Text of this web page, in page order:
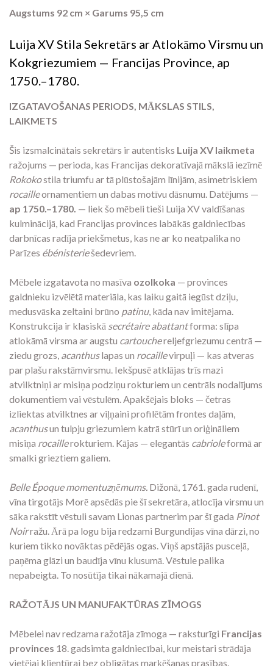
Augstums 92 cm × Garums 95,5 cm
Luija XV Stila Sekretārs ar Atlokāmo Virsmu un
Kokgriezumiem — Francijas Province, ap
1750.–1780.
IZGATAVOŠANAS PERIODS, MĀKSLAS STILS,
LAIKMETS
Šis izsmalcinātais sekretārs ir autentisks Luija XV laikmeta
ražojums — perioda, kas Francijas dekoratīvajā mākslā iezīmē
Rokokostila triumfu ar tā plūstošajām līnijām, asimetriskiem
rocailleornamentiem un dabas motīvu dāsnumu. Datējums —
ap 1750.–1780. — liek šo mēbeli tieši Luija XV valdīšanas
kulminācijā, kad Francijas provinces labākās galdniecības
darbnīcas radīja priekšmetus, kas ne ar ko neatpalika no
Parīzes ébénisteriešedevriem.
Mēbele izgatavota no masīva ozolkoka — provinces
galdnieku izvēlētā materiāla, kas laiku gaitā iegūst dziļu,
medusvāska zeltaini brūno patinu, kāda nav imitējama.
Konstrukcija ir klasiskā secrétaire abattantforma: slīpa
atlokāmā virsma ar augstu cartouchereljefgriezumu centrā —
ziedu grozs, acanthuslapas un rocaillevirpuļi — kas atveras
par plašu rakstāmvirsmu. Iekšpusē atklājas trīs mazi
atvilktniņi ar misiņa podziņu rokturiem un centrāls nodalījums
dokumentiem vai vēstulēm. Apakšējais bloks — četras
izliektas atvilktnes ar viļņaini profilētām frontes daļām,
acanthusun tulpju griezumiem katrā stūrī un oriģināliem
misiņa rocaillerokturiem. Kājas — elegantās cabrioleformā ar
smalki grieztiem galiem.
Belle Époque momentuzņēmums. Dižonā, 1761. gada rudenī,
vīna tirgotājs Morē apsēdās pie šī sekretāra, atlocīja virsmu un
sāka rakstīt vēstuli savam Lionas partnerim par šī gada Pinot
Noirražu. Ārā pa logu bija redzami Burgundijas vīna dārzi, no
kuriem tikko novāktas pēdējās ogas. Viņš apstājās pusceļā,
paņēma glāzi un baudīja vīnu klusumā. Vēstule palika
nepabeigta. To nosūtīja tikai nākamajā dienā.
RAŽOTĀJS UN MANUFAKTŪRAS ZĪMOGS
Mēbelei nav redzama ražotāja zīmoga — raksturīgi Francijas
provinces 18. gadsimta galdniecībai, kur meistari strādāja
vietējai klientūrai bez obligātas marķēšanas prasības.